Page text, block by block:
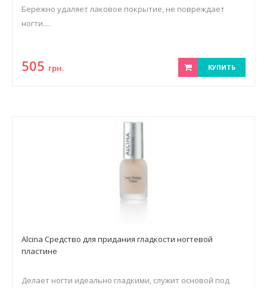
Бережно удаляет лаковое покрытие, не повреждает
ногти....
505 грн. КУПИТЬ
Alcina Средство для придания гладкости ногтевой
пластине
Делает ногти идеально гладкими, служит основой под